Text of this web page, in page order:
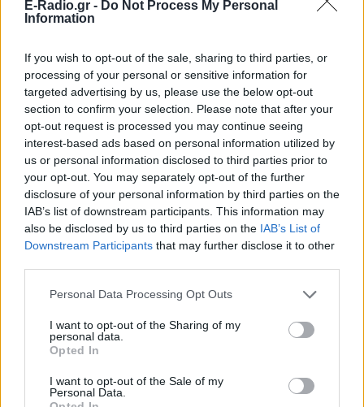
E-Radio.gr - Do Not Process My Personal
Information
If you wish to opt-out of the sale, sharing to third parties, or
processing of your personal or sensitive information for
targeted advertising by us, please use the below opt-out
section to confirm your selection. Please note that after your
opt-out request is processed you may continue seeing
interest-based ads based on personal information utilized by
us or personal information disclosed to third parties prior to
your opt-out. You may separately opt-out of the further
disclosure of your personal information by third parties on the
IAB’s list of downstream participants. This information may
also be disclosed by us to third parties on the IAB’s List of
Downstream Participants that may further disclose it to other
Personal Data Processing Opt Outs
I want to opt-out of the Sharing of my
personal data.
Opted In
I want to opt-out of the Sale of my
Personal Data.
και μάθετε πρώτοι τα πιο hot νέα.
Για ακόμη περισσότερα νέα , μπείτε στην
ροή
ειδήσεων του E-Daily.gr
Ακολουθήστε το E-Radio.gr και στο Instagram
ΔΙΑΦΗΜΙΣΗ